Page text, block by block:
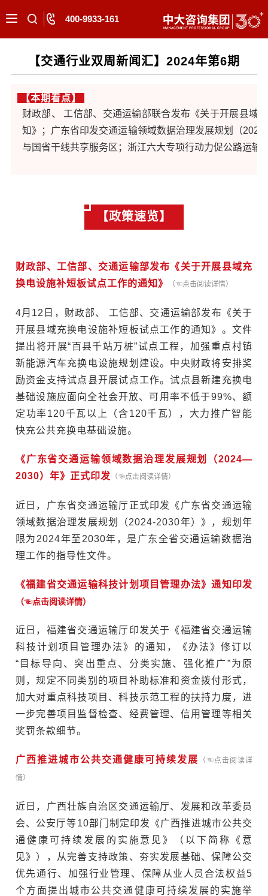
400-9933-161
【交通行业双周新闻汇】2024年第6期
【本期看点】
财政部、 工信部、交通运输部联合发布《关于开展县域
知》；广东省印发交通运输领域数据治理发展规划（
与国省干线共享服务区；浙江六大专项行动力促公路运输
【政策速览】
财政部、工信部、交通运输部发布《关于开展县域充
换电设施补短板试点工作的通知》
（☜点击阅读详情）
4月12日，财政部、 工信部、交通运输部发布《关于
开展县域充换电设施补短板试点工作的通知》。文件
提出将开展“百县千站万桩”试点工程，加强重点村镇
新能源汽车充换电设施规划建设。中央财政将安排奖
励资金支持试点县开展试点工作。试点县新建充换电
基础设施应面向全社会开放、可用率不低于99%、额
定功率120千瓦以上（含120千瓦），大力推广智能
快充公共充换电基础设施。
《广东省交通运输领域数据治理发展规划（2024—
2030）年》正式印发 （☜点击阅读详情）
近日，广东省交通运输厅正式印发《广东省交通运输
领域数据治理发展规划（2024-2030年）》，规划年
限为2024年至2030年，是广东全省交通运输数据治
理工作的指导性文件。
《福建省交通运输科技计划项目管理办法》通知 印发
（☜点击阅读详情）
近日，福建省交通运输厅印发关于《福建省交通运输
科技计划项目管理办法》的通知，《办法》修订以
“目标导向、突出重点、分类实施、强化推广”为原
则，规定不同类别的项目补助标准和资金拨付形式，
加大对重点科技项目、科技示范工程的扶持力度，进
一步完善项目监督检查、经费管理、信用管理等相关
奖罚条款细节。
广西推进城市公共交通健康可持续发展 （☜点击阅读详
情）
近日，广西壮族自治区交通运输厅、发展和改革委员
会、公安厅等10部门制定印发《广西推进城市公共交
通健康可持续发展的实施意见》（以下简称《意
见》），从完善支持政策、夯实发展基础、保障公交
优先通行、加强行业管理、保障从业人员合法权益5
个方面提出城市公共交通健康可持续发展的实施举